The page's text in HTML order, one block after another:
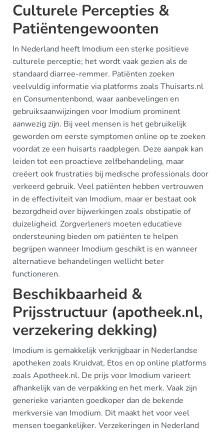
Culturele Percepties &
Patiëntengewoonten
In Nederland heeft Imodium een sterke positieve
culturele perceptie; het wordt vaak gezien als de
standaard diarree-remmer. Patiënten zoeken
veelvuldig informatie via platforms zoals Thuisarts.nl
en Consumentenbond, waar aanbevelingen en
gebruiksaanwijzingen voor Imodium prominent
aanwezig zijn. Bij veel mensen is het gebruikelijk
geworden om eerste symptomen online op te zoeken
voordat ze een huisarts raadplegen. Deze aanpak kan
leiden tot een proactieve zelfbehandeling, maar
creëert ook frustraties bij medische professionals door
verkeerd gebruik. Veel patiënten hebben vertrouwen
in de effectiviteit van Imodium, maar er bestaat ook
bezorgdheid over bijwerkingen zoals obstipatie of
duizeligheid. Zorgverleners moeten educatieve
ondersteuning bieden om patiënten te helpen
begrijpen wanneer Imodium geschikt is en wanneer
alternatieve behandelingen wellicht beter
functioneren.
Beschikbaarheid &
Prijsstructuur (apotheek.nl,
verzekering dekking)
Imodium is gemakkelijk verkrijgbaar in Nederlandse
apotheken zoals Kruidvat, Etos en op online platforms
zoals Apotheek.nl. De prijs voor Imodium varieert
afhankelijk van de verpakking en het merk. Vaak zijn
generieke varianten goedkoper dan de bekende
merkversie van Imodium. Dit maakt het voor veel
mensen toegankelijker. Verzekeringen in Nederland